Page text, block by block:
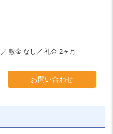
敷金 なし／ 礼金 2ヶ月
お問い合わせ